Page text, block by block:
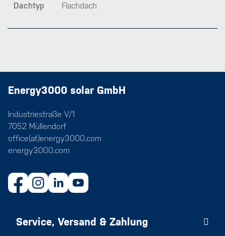
Dachtyp Flachdach
Energy3000 solar GmbH
Industriestraße V/1
7052 Müllendorf
office(at)energy3000.com
energy3000.com
Service, Versand & Zahlung